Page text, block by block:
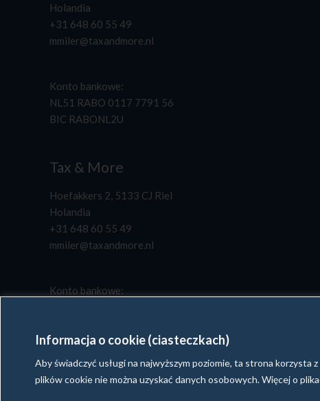
Informacja o cookie (ciasteczkach)
Aby świadczyć usługi na najwyższym poziomie, ta strona
plików cookie nie można uzyskać danych osobowych. Więcej o
Holandia
+31 648 60 55 49
mmiler@taxandmore.nl
Konto bankowe:
NL51 RABO 0117 7791 56
BIC RABONL2U
Tax & More
Hoefakkers 2, 5133 CJ Riel
Holandia
+31 648 60 55 49
mmiler@taxandmore.nl
Konto bankowe:
Copyright © 2024 Tax & More | Wszelkie prawa